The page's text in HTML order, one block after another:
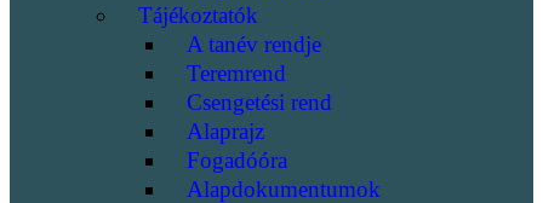
Tájékoztatók
A tanév rendje
Teremrend
Csengetési rend
Alaprajz
Fogadóóra
Alapdokumentumok